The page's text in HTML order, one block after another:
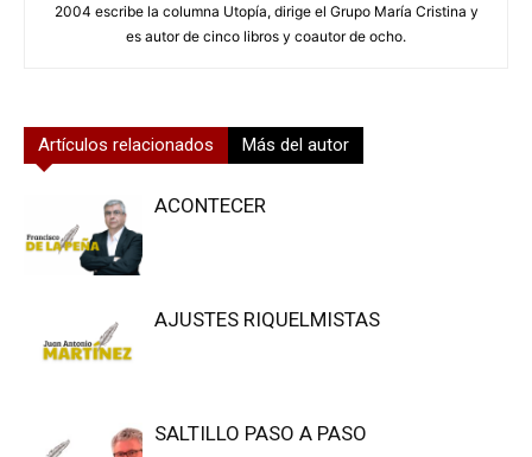
2004 escribe la columna Utopía, dirige el Grupo María Cristina y
es autor de cinco libros y coautor de ocho.
Artículos relacionados Más del autor
ACONTECER
AJUSTES RIQUELMISTAS
SALTILLO PASO A PASO